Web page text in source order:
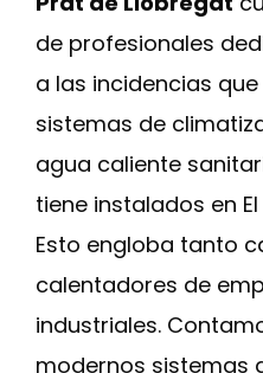
de profesionales
a las incidencias
sistemas de
agua caliente
tiene instalados en
Esto engloba tanto
calentadores de
industriales.
modernos sistemas